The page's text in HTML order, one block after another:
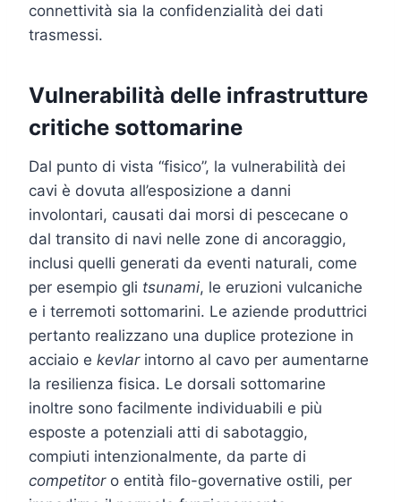
connettività sia la confidenzialità dei dati
trasmessi.
Vulnerabilità delle infrastrutture
critiche sottomarine
Dal punto di vista “fisico”, la vulnerabilità dei
cavi è dovuta all’esposizione a danni
involontari, causati dai morsi di pescecane o
dal transito di navi nelle zone di ancoraggio,
inclusi quelli generati da eventi naturali, come
per esempio gli tsunami, le eruzioni vulcaniche
e i terremoti sottomarini. Le aziende produttrici
pertanto realizzano una duplice protezione in
acciaio e kevlar intorno al cavo per aumentarne
la resilienza fisica. Le dorsali sottomarine
inoltre sono facilmente individuabili e più
esposte a potenziali atti di sabotaggio,
compiuti intenzionalmente, da parte di
competitoro entità filo-governative ostili, per